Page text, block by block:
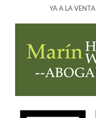
YA A LA VENTA